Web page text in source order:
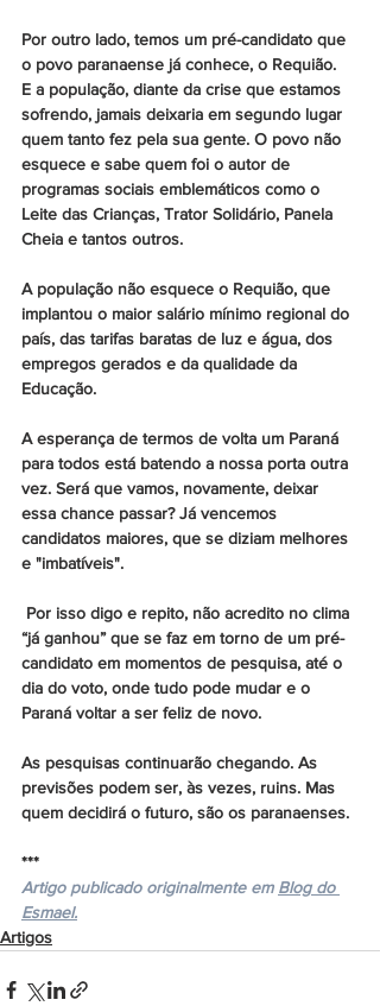
Por outro lado, temos um pré-candidato que
o povo paranaense já conhece, o Requião.
E a população, diante da crise que estamos
sofrendo, jamais deixaria em segundo lugar
quem tanto fez pela sua gente. O povo não
esquece e sabe quem foi o autor de
programas sociais emblemáticos como o
Leite das Crianças, Trator Solidário, Panela
Cheia e tantos outros.
A população não esquece o Requião, que
implantou o maior salário mínimo regional do
país, das tarifas baratas de luz e água, dos
empregos gerados e da qualidade da
Educação.
A esperança de termos de volta um Paraná
para todos está batendo a nossa porta outra
vez. Será que vamos, novamente, deixar
essa chance passar? Já vencemos
candidatos maiores, que se diziam melhores
e "imbatíveis".
“já ganhou” que se faz em torno de um pré-
candidato em momentos de pesquisa, até o
dia do voto, onde tudo pode mudar e o
Paraná voltar a ser feliz de novo.
As pesquisas continuarão chegando. As
previsões podem ser, às vezes, ruins. Mas
quem decidirá o futuro, são os paranaenses.
***
Artigo publicado originalmente em Blog do
Esmael.
Artigos